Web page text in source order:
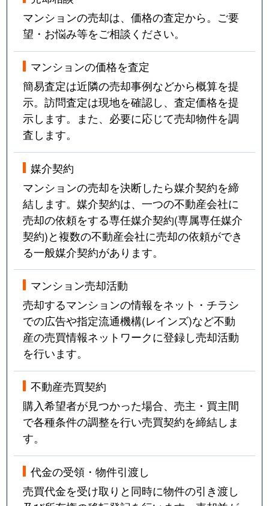
3,600万円
吹上(愛知)
富士見台
3,100万円
富士見台
1,500万円
富士見台
3,800万円
自由ケ丘(愛知)
富士見台
4,000万円
自由ケ丘(愛知)
富士見台
3,800万円
自由ケ丘(愛知)
富士見台
3,500万円
自由ケ丘(愛知)
法王町
9,000万円
覚王山
法王町
5,200万円
覚王山
法王町
12,000万円
覚王山
豊年町
4,100万円
千種
星が丘山手
5,400万円
星ケ丘(愛知)
星が丘山手
星が丘山手
穂波町
4,200万円
覚王山
穂波町
丸山町
3,500万円
御影町
2,700万円
茶屋ケ坂
マンションの売却は、価格の査定から。ご要
望・お悩み等をご相談ください。
マンションの価格を査定
簡易査定は近隣の売却事例などから概算を提
示。訪問査定は現地を確認し、査定価格を提
示します。また、必要に応じて売却物件を調
査します。
媒介契約
マンションの売却を決断したら媒介契約を締
結します。媒介契約は、一つの不動産会社に
売却の依頼をする専任媒介契約(専属専任媒介
契約)と複数の不動産会社に売却の依頼ができ
る一般媒介契約があります。
マンション売却活動
売却するマンションの情報をネット・チラシ
での広告や指定流通機構(レインズ)など不動
産の売買情報ネットワークに登録し売却活動
を行います。
不動産売買契約
購入希望者が見つかった場合、売主・買主間
で各種条件の調整を行い売買契約を締結しま
す。
代金の受領・物件引渡し
売買代金を受け取りと同時に物件の引き渡し